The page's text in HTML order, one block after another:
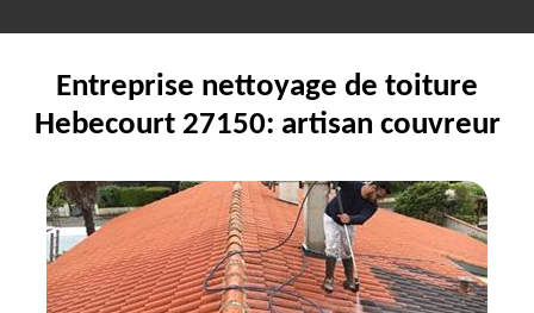
Entreprise nettoyage de toiture
Hebecourt 27150: artisan couvreur